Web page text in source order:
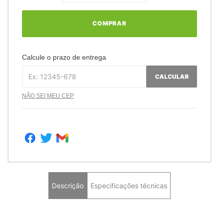
COMPRAR
Calcule o prazo de entrega
CALCULAR
NÃO SEI MEU CEP
Descrição Especificações técnicas